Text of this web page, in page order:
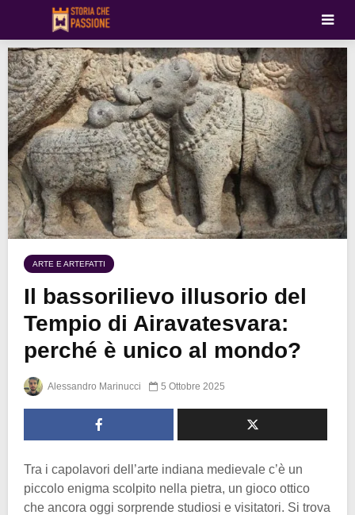
ARTE E ARTEFATTI
Il bassorilievo illusorio del
Tempio di Airavatesvara:
perché è unico al mondo?
Alessandro Marinucci 5 Ottobre 2025
Tra i capolavori dell’arte indiana medievale c’è un
piccolo enigma scolpito nella pietra, un gioco ottico
che ancora oggi sorprende studiosi e visitatori. Si trova